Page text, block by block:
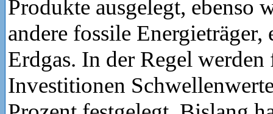
Produkte ausgelegt, ebenso
andere fossile
Erdgas. In der Regel werden
Investitionen